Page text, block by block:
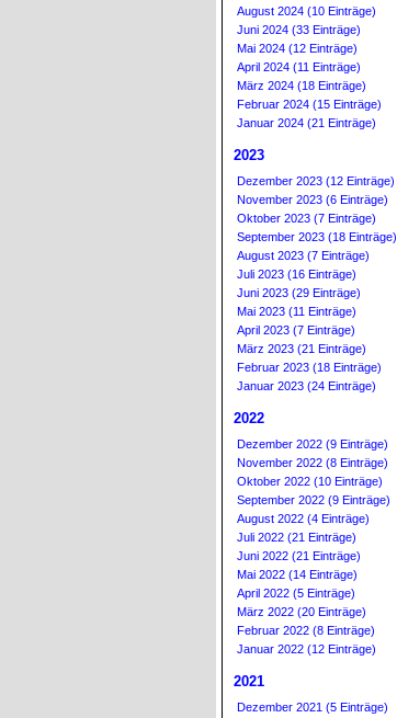
August 2024 (10 Einträge)
Juni 2024 (33 Einträge)
Mai 2024 (12 Einträge)
April 2024 (11 Einträge)
März 2024 (18 Einträge)
Februar 2024 (15 Einträge)
Januar 2024 (21 Einträge)
2023
Dezember 2023 (12 Einträge)
November 2023 (6 Einträge)
Oktober 2023 (7 Einträge)
September 2023 (18 Einträge)
August 2023 (7 Einträge)
Juli 2023 (16 Einträge)
Juni 2023 (29 Einträge)
Mai 2023 (11 Einträge)
April 2023 (7 Einträge)
März 2023 (21 Einträge)
Februar 2023 (18 Einträge)
Januar 2023 (24 Einträge)
2022
Dezember 2022 (9 Einträge)
November 2022 (8 Einträge)
Oktober 2022 (10 Einträge)
September 2022 (9 Einträge)
August 2022 (4 Einträge)
Juli 2022 (21 Einträge)
Juni 2022 (21 Einträge)
Mai 2022 (14 Einträge)
April 2022 (5 Einträge)
März 2022 (20 Einträge)
Februar 2022 (8 Einträge)
Januar 2022 (12 Einträge)
2021
Dezember 2021 (5 Einträge)